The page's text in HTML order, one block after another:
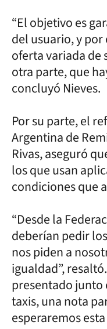
“El objetivo es
del usuario, y
oferta variada de
otra parte, que
concluyó Nieves.
Por su parte, el
Argentina de
Rivas, aseguró
los que usan
condiciones que
“Desde la
deberían pedir
nos piden a
igualdad”,
presentado junto
taxis, una nota
esperaremos